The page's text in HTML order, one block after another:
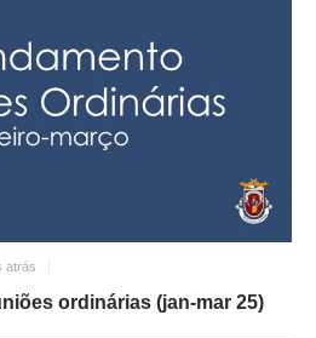
atrás
ordinárias (jan-mar 25)